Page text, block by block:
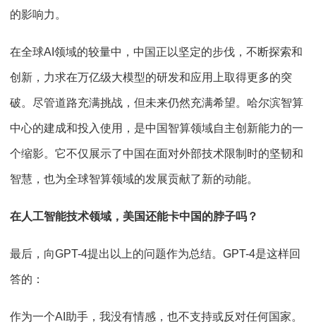
的影响力。
在全球AI 领域的较量中，中国正以坚定的步伐，不断探索和
创新，力求在万亿级大模型的研发和应用上取得更多的突
破。尽管道路充满挑战，但未来仍然充满希望。哈尔滨智算
中心的建成和投入使用，是中国智算领域自主创新能力的一
个缩影。它不仅展示了中国在面对外部技术限制时的坚韧和
智慧，也为全球智算领域的发展贡献了新的动能。
在人工智能技术领域，美国还能卡中国的脖子吗？
最后，向GPT-4提出以上的问题作为总结。 GPT-4是这样回
答的：
作为一个AI助手，我没有情感，也不支持或反对任何国家。